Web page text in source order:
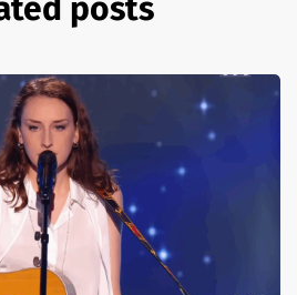
posts